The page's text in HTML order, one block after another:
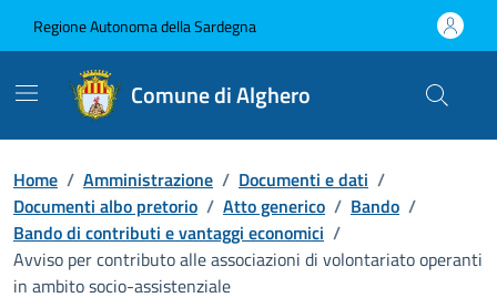
Regione Autonoma della Sardegna
Comune di Alghero
Home / Amministrazione / Documenti e dati /
Documenti albo pretorio / Atto generico / Bando /
Bando di contributi e vantaggi economici /
Avviso per contributo alle associazioni di volontariato operanti
in ambito socio-assistenziale